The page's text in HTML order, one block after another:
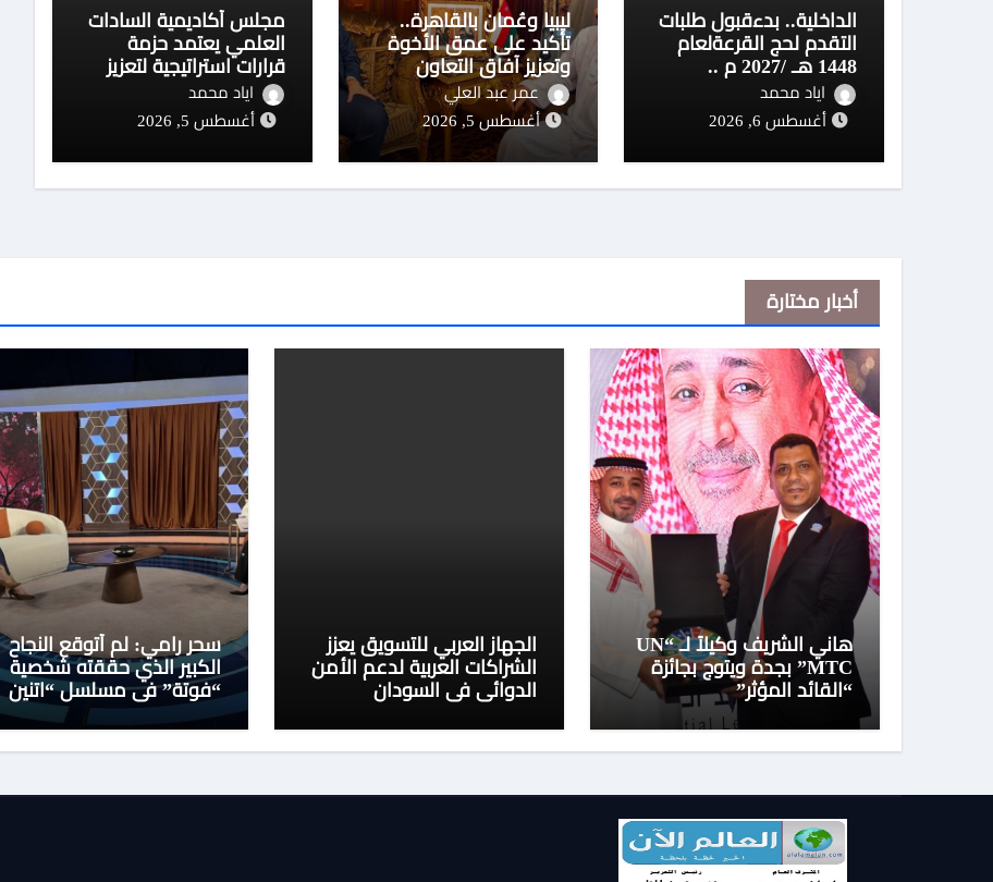
الداخلية.. بدءقبول طلبات
التقدم لحج القرعةلعام
1448 هـ /2027 م ..
تفاصيلاياد محمد
أغسطس 6, 2026
ليبيا وعُمان بالقاهرة..
تأكيد على عمق الأخوة
وتعزيز آفاق التعاون
العربيعمر عبد العلي
أغسطس 5, 2026
مجلس أكاديمية السادات
العلمي يعتمد حزمة
قرارات استراتيجية لتعزيز
جودة التعليم والبحث
العلمي وتوسيع الشراكات
الوطنية
اياد محمد
أغسطس 5, 2026
أخبار مختارة
هاني الشريف وكيلاً لـ “UN
MTC” بجدة ويتوج بجائزة
“القائد المؤثر”
الجهاز العربي للتسويق يعزز
الشراكات العربية لدعم الأمن
الدوائي في السودان
سحر رامي: لم أتوقع النجاح
الكبير الذي حققته شخصية
“فوتة” في مسلسل “اتنين
غيرنا”، وحزنت لعدم وجود تتر
للمسلسل